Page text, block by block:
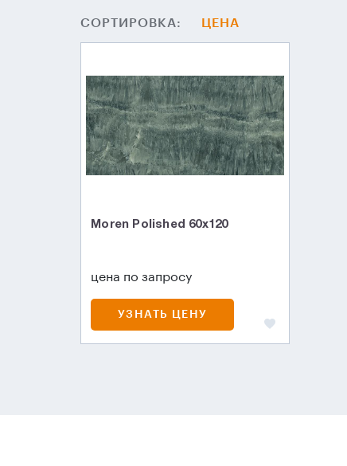
СОРТИРОВКА: ЦЕНА
Moren Polished 60x120
цена по запросу
УЗНАТЬ ЦЕНУ